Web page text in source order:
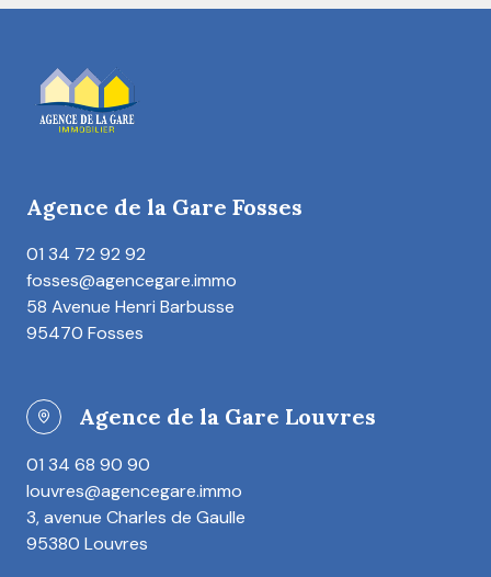
Agence de la Gare Fosses
01 34 72 92 92
fosses@agencegare.immo
58 Avenue Henri Barbusse
95470 Fosses
Agence de la Gare Louvres
01 34 68 90 90
louvres@agencegare.immo
3, avenue Charles de Gaulle
95380 Louvres